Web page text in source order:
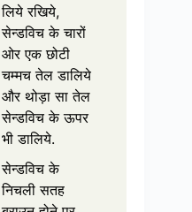
लिये रखिये,
सेन्डविच के चारों
ओर एक छोटी
चम्मच तेल डालिये
और थोड़ा सा तेल
सेन्डविच के ऊपर
भी डालिये.
सेन्डविच के
निचली सतह